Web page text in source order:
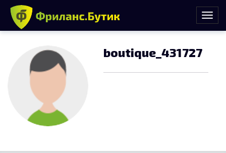
boutique_431727